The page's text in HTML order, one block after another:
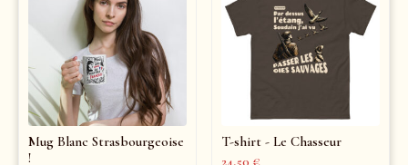
Mug Blanc Strasbourgeoise
!
T-shirt - Le Chasseur